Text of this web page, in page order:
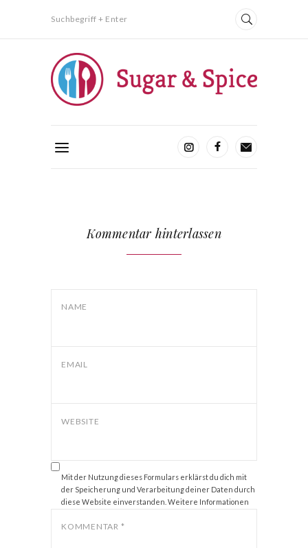
Suchbegriff + Enter
Kommentar hinterlassen
NAME
EMAIL
WEBSITE
Mit der Nutzung dieses Formulars erklärst du dich mit
der Speicherung und Verarbeitung deiner Daten durch
diese Website einverstanden. Weitere Informationen
*KOMMENTAR *